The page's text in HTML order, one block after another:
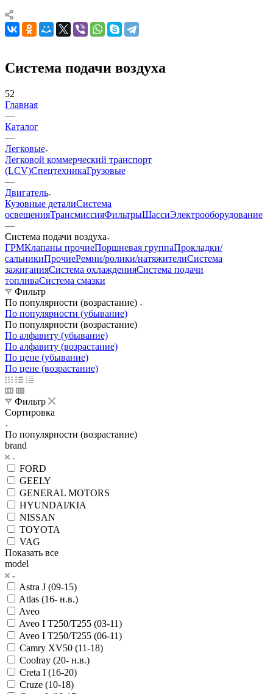
Система подачи воздуха
52
Главная
—
Каталог
—
Легковые
Легковой коммерческий транспорт
(LCV)СпецтехникаГрузовые
—
Двигатель
Кузовные деталиСистема
освещенияТрансмиссияФильтрыШассиЭлектрооборудование
—
Система подачи воздуха
ГРМКлапаны прочиеПоршневая группаПрокладки/
сальникиПрочиеРемни/ролики/натяжителиСистема
зажиганияСистема охлажденияСистема подачи
топливаСистема смазки
Фильтр
По популярности (возрастание)
По популярности (убывание)
По популярности (возрастание)
По алфавиту (убывание)
По алфавиту (возрастание)
По цене (убывание)
По цене (возрастание)
Фильтр
Сортировка
По популярности (возрастание)
brand
FORD
GEELY
GENERAL MOTORS
HYUNDAI/KIA
NISSAN
TOYOTA
VAG
Показать все
model
Astra J (09-15)
Atlas (16- н.в.)
Aveo
Aveo I T250/T255 (03-11)
Aveo I T250/T255 (06-11)
Camry XV50 (11-18)
Coolray (20- н.в.)
Creta I (16-20)
Cruze (10-18)